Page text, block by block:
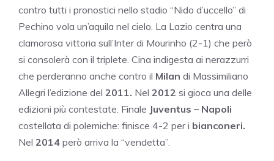
contro tutti i pronostici nello stadio “Nido d’uccello” di
Pechino vola un’aquila nel cielo. La Lazio centra una
clamorosa vittoria sull’Inter di Mourinho (2-1) che però
si consolerà con il triplete. Cina indigesta ai nerazzurri
che perderanno anche contro il Milan di Massimiliano
Allegri l’edizione del 2011. Nel 2012 si gioca una delle
edizioni più contestate. Finale Juventus – Napoli
costellata di polemiche: finisce 4-2 per i bianconeri.
Nel 2014 però arriva la “vendetta”.